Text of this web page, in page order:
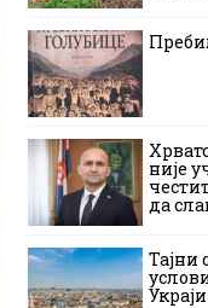
није
да
Тајни